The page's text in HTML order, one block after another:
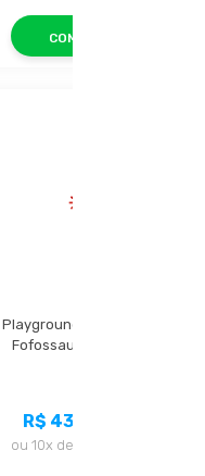
COMPRAR
Playground Mundo dos
Fofossauros Xalingo
R$ 43.679,99
ou 10x de